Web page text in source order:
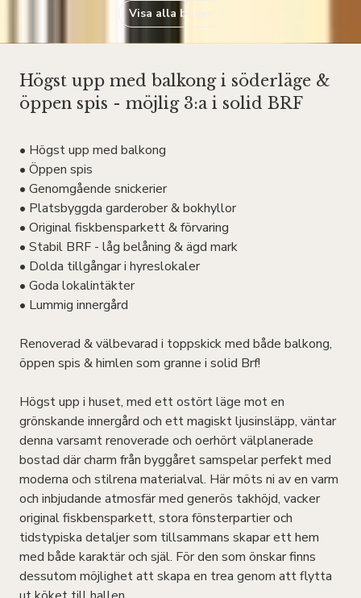
Visa alla bilder
Högst upp med balkong i söderläge &
öppen spis - möjlig 3:a i solid BRF
• Högst upp med balkong
• Öppen spis
• Genomgående snickerier
• Platsbyggda garderober & bokhyllor
• Original fiskbensparkett & förvaring
• Stabil BRF - låg belåning & ägd mark
• Dolda tillgångar i hyreslokaler
• Goda lokalintäkter
• Lummig innergård
Renoverad & välbevarad i toppskick med både balkong,
öppen spis & himlen som granne i solid Brf!
Högst upp i huset, med ett ostört läge mot en
grönskande innergård och ett magiskt ljusinsläpp, väntar
denna varsamt renoverade och oerhört välplanerade
bostad där charm från byggåret samspelar perfekt med
moderna och stilrena materialval. Här möts ni av en varm
och inbjudande atmosfär med generös takhöjd, vacker
original fiskbensparkett, stora fönsterpartier och
tidstypiska detaljer som tillsammans skapar ett hem
med både karaktär och själ. För den som önskar finns
dessutom möjlighet att skapa en trea genom att flytta